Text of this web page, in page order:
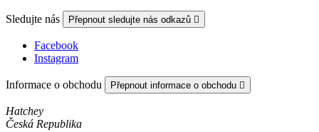
Sledujte nás Přepnout sledujte nás odkazů 
Facebook
Instagram
Informace o obchodu Přepnout informace o obchodu 
Hatchey
Česká Republika